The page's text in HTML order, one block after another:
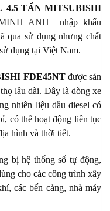
4.5 TẤN MITSUBISHI
ANH
nhập khẩu
qua sử dụng nhưng chất
dụng tại Việt Nam.
FDE45NTđược sản
lâu dài. Đây là dòng xe
nhiên liệu dầu diesel có
có thể hoạt động liên tục
hình và thời tiết.
bị hệ thống số tự động,
cho các công trình xây
các bến cảng, nhà máy